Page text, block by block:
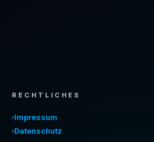
RECHTLICHES
Impressum
Datenschutz